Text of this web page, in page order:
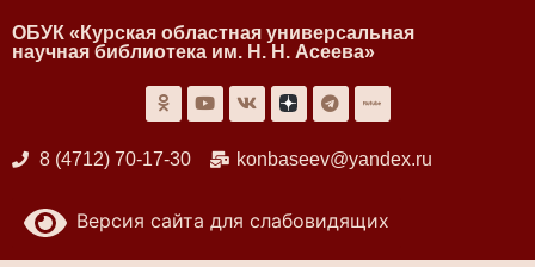
ОБУК «Курская областная универсальная
научная библиотека им. Н. Н. Асеева»
8 (4712) 70-17-30 konbaseev@yandex.ru
Версия сайта для слабовидящих